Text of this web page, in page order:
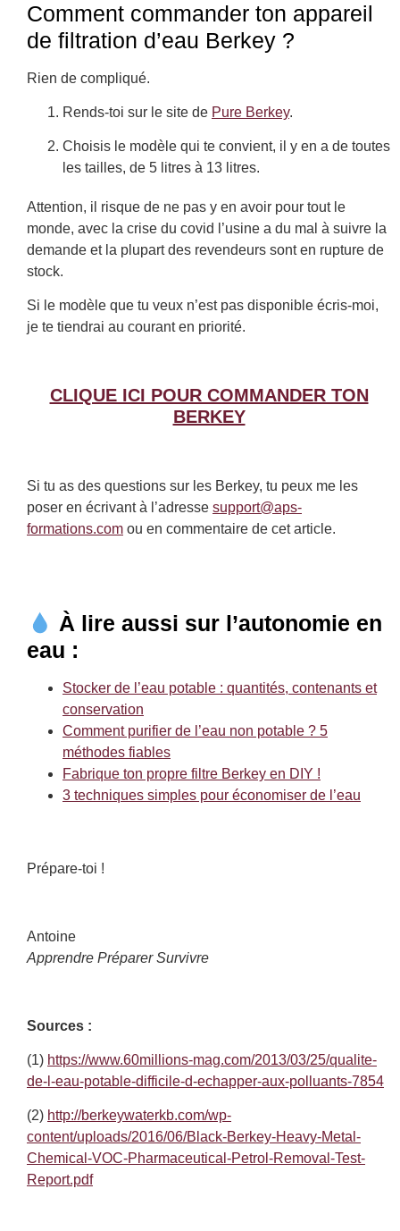
Comment commander ton appareil
de filtration d’eau Berkey ?
Rien de compliqué.
Rends-toi sur le site de Pure Berkey.
Choisis le modèle qui te convient, il y en a de toutes
les tailles, de 5 litres à 13 litres.
Attention, il risque de ne pas y en avoir pour tout le
monde, avec la crise du covid l’usine a du mal à suivre la
demande et la plupart des revendeurs sont en rupture de
stock.
Si le modèle que tu veux n’est pas disponible écris-moi,
je te tiendrai au courant en priorité.
CLIQUE ICI POUR COMMANDER TON
BERKEY
Si tu as des questions sur les Berkey, tu peux me les
poser en écrivant à l’adresse support@aps-
formations.com ou en commentaire de cet article.
À lire aussi sur l’autonomie en
eau :
Stocker de l’eau potable : quantités, contenants et
conservation
Comment purifier de l’eau non potable ? 5
méthodes fiables
Fabrique ton propre filtre Berkey en DIY !
3 techniques simples pour économiser de l’eau
Prépare-toi !
Antoine
Apprendre Préparer Survivre
Sources :
(1) https://www.60millions-mag.com/2013/03/25/qualite-
de-l-eau-potable-difficile-d-echapper-aux-polluants-7854
(2) http://berkeywaterkb.com/wp-
content/uploads/2016/06/Black-Berkey-Heavy-Metal-
Chemical-VOC-Pharmaceutical-Petrol-Removal-Test-
Report.pdf